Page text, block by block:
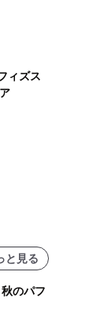
ィズス
と見る
のパフ